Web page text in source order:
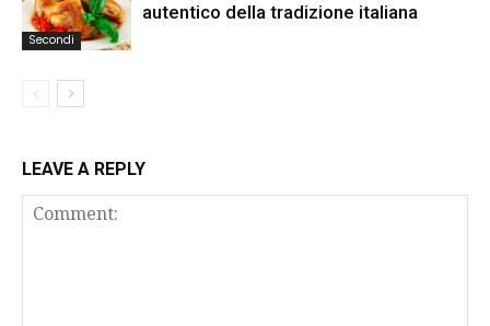
Secondi
autentico della tradizione italiana
LEAVE A REPLY